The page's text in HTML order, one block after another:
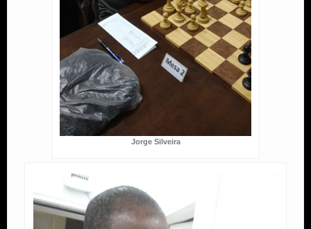
Jorge Silveira